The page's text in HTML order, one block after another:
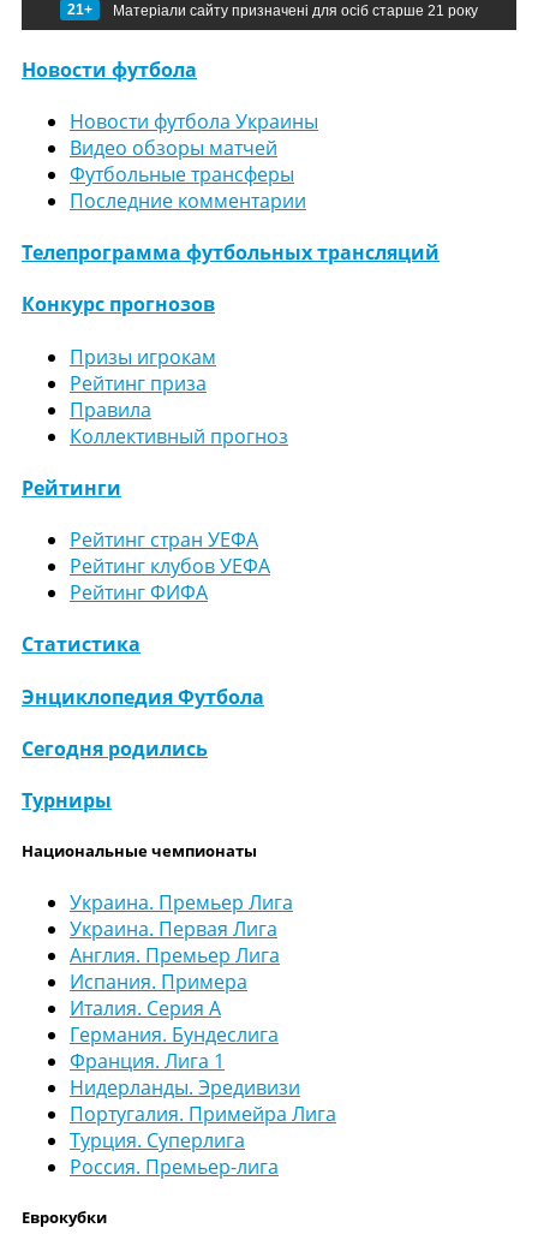
21+ Матеріали сайту призначені для осіб старше 21 року
Новости футбола
Новости футбола Украины
Видео обзоры матчей
Футбольные трансферы
Последние комментарии
Телепрограмма футбольных трансляций
Конкурс прогнозов
Призы игрокам
Рейтинг приза
Правила
Коллективный прогноз
Рейтинги
Рейтинг стран УЕФА
Рейтинг клубов УЕФА
Рейтинг ФИФА
Статистика
Энциклопедия Футбола
Сегодня родились
Турниры
Национальные чемпионаты
Украина. Премьер Лига
Украина. Первая Лига
Англия. Премьер Лига
Испания. Примера
Италия. Серия А
Германия. Бундеслига
Франция. Лига 1
Нидерланды. Эредивизи
Португалия. Примейра Лига
Турция. Суперлига
Россия. Премьер-лига
Еврокубки